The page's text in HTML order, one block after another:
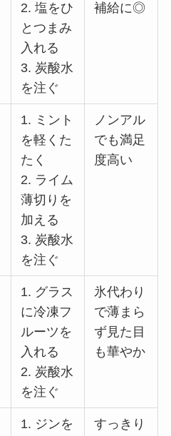
2. 塩をひ
とつまみ
入れる
3. 炭酸水
を注ぐ
補給に◎
1. ミント
を軽くた
たく
2. ライム
薄切りを
加える
3. 炭酸水
を注ぐ
ノンアル
でも満足
度高い
1. グラス
に冷凍フ
ルーツを
入れる
2. 炭酸水
を注ぐ
氷代わり
で薄まら
ず見た目
も華やか
1. ジンを
すっきり